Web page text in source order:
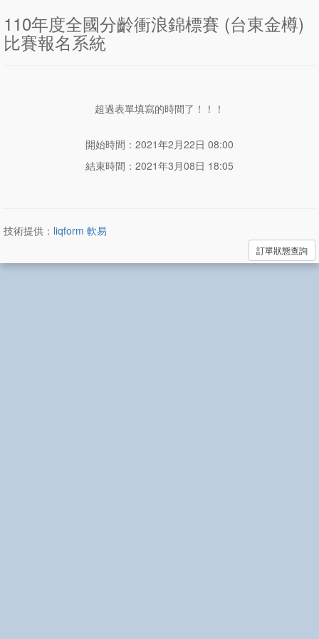
110年度全國分齡衝浪錦標賽 (台東金樽)
比賽報名系統
超過表單填寫的時間了！！！
開始時間：2021年2月22日 08:00
結束時間：2021年3月08日 18:05
技術提供： liqform 軟易
訂單狀態查詢